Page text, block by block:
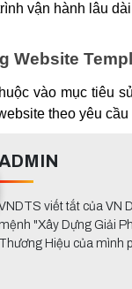
vận hành lâu
Website
vào mục tiêu
theo yêu
viết tắt của VN
mệnh "Xây Dựng Giải
Thương Hiệu của mình